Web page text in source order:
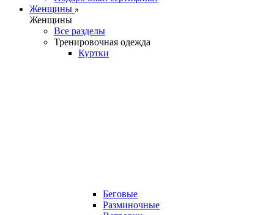
Женщины
Женщины
Все разделы
Тренировочная одежда
Куртки
Беговые
Разминочные